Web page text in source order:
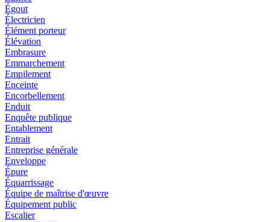
Égout
Électricien
Élément porteur
Élévation
Embrasure
Emmarchement
Empilement
Enceinte
Encorbellement
Enduit
Enquête publique
Entablement
Entrait
Entreprise générale
Enveloppe
Épure
Équarrissage
Équipe de maîtrise d'œuvre
Équipement public
Escalier